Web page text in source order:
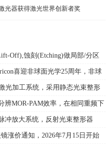
光器获得激光世界创新者奖
蚀刻(Etching)做局部/分区
片 喜迎非球面光学25周年，非球
光加工系统，采用静态光束整形
辨MOR-PAM效率，在相同重频下
冲放大系统，反射光束整形器
量啁啾脉冲放大技术
涨价通知，2026年7月15日开始